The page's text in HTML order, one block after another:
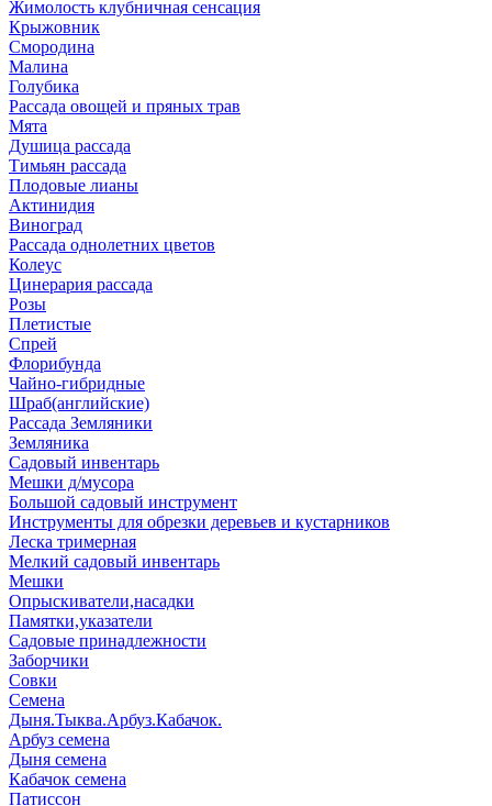
Жимолость клубничная сенсация
Крыжовник
Смородина
Малина
Голубика
Рассада овощей и пряных трав
Мята
Душица рассада
Тимьян рассада
Плодовые лианы
Актинидия
Виноград
Рассада однолетних цветов
Колеус
Цинерария рассада
Розы
Плетистые
Спрей
Флорибунда
Чайно-гибридные
Шраб(английские)
Рассада Земляники
Земляника
Садовый инвентарь
Мешки д/мусора
Большой садовый инструмент
Инструменты для обрезки деревьев и кустарников
Леска тримерная
Мелкий садовый инвентарь
Мешки
Опрыскиватели,насадки
Памятки,указатели
Садовые принадлежности
Заборчики
Совки
Семена
Дыня.Тыква.Арбуз.Кабачок.
Арбуз семена
Дыня семена
Кабачок семена
Патиссон